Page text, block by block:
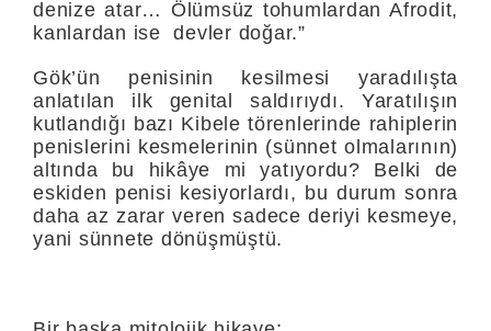
denize atar… Ölüm­süz tohumlardan Afrodit,
kanlardan ise devler doğar.”
Gök’ün penisinin kesilmesi yaradılışta
anlatılan ilk genital saldırıy­dı. Yaratılışın
kutlandığı bazı Kibele törenlerinde rahiplerin
penisle­rini kesmelerinin (sünnet olmalarının)
altında bu hikâye mi yatıyor­du? Belki de
eskiden penisi kesiyorlardı, bu durum sonra
daha az zarar veren sadece deriyi kesmeye,
yani sünnete dönüşmüştü.